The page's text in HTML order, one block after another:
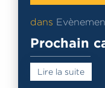
dans
Prochain
Lire la suite